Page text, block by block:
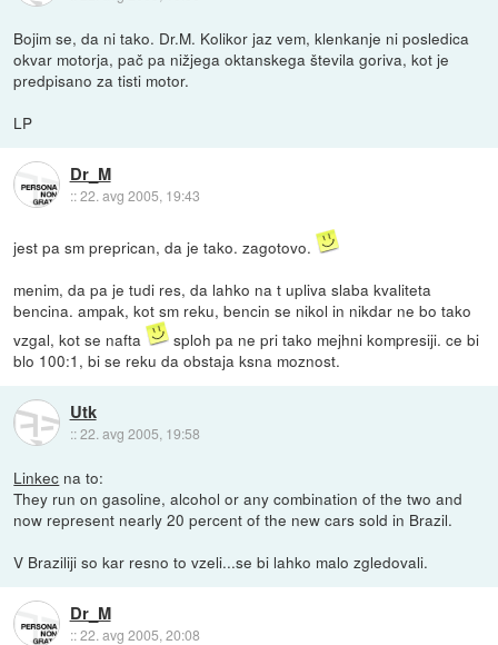
Bojim se, da ni tako. Dr.M. Kolikor jaz vem, klenkanje ni posledica
okvar motorja, pač pa nižjega oktanskega števila goriva, kot je
predpisano za tisti motor.
LP
Dr_M
::22. avg 2005, 19:43
jest pa sm preprican, da je tako. zagotovo.
menim, da pa je tudi res, da lahko na t upliva slaba kvaliteta
bencina. ampak, kot sm reku, bencin se nikol in nikdar ne bo tako
vzgal, kot se nafta
sploh pa ne pri tako mejhni kompresiji. ce bi
blo 100:1, bi se reku da obstaja ksna moznost.
Utk
::22. avg 2005, 19:58
Linkec na to:
They run on gasoline, alcohol or any combination of the two and
now represent nearly 20 percent of the new cars sold in Brazil.
V Braziliji so kar resno to vzeli...se bi lahko malo zgledovali.
Dr_M
::22. avg 2005, 20:08